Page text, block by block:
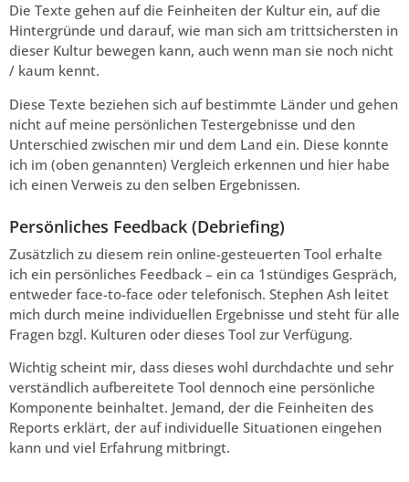
Die Texte gehen auf die Feinheiten der Kultur ein, auf die
Hintergründe und darauf, wie man sich am trittsichersten in
dieser Kultur bewegen kann, auch wenn man sie noch nicht
/ kaum kennt.
Diese Texte beziehen sich auf bestimmte Länder und gehen
nicht auf meine persönlichen Testergebnisse und den
Unterschied zwischen mir und dem Land ein. Diese konnte
ich im (oben genannten) Vergleich erkennen und hier habe
ich einen Verweis zu den selben Ergebnissen.
Persönliches Feedback (Debriefing)
Zusätzlich zu diesem rein online-gesteuerten Tool erhalte
ich ein persönliches Feedback – ein ca 1stündiges Gespräch,
entweder face-to-face oder telefonisch. Stephen Ash leitet
mich durch meine individuellen Ergebnisse und steht für alle
Fragen bzgl. Kulturen oder dieses Tool zur Verfügung.
Wichtig scheint mir, dass dieses wohl durchdachte und sehr
verständlich aufbereitete Tool dennoch eine persönliche
Komponente beinhaltet. Jemand, der die Feinheiten des
Reports erklärt, der auf individuelle Situationen eingehen
kann und viel Erfahrung mitbringt.